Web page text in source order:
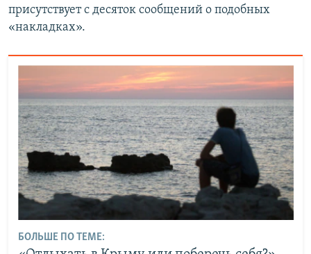
присутствует с десяток сообщений о подобных
«накладках».
БОЛЬШЕ ПО ТЕМЕ: